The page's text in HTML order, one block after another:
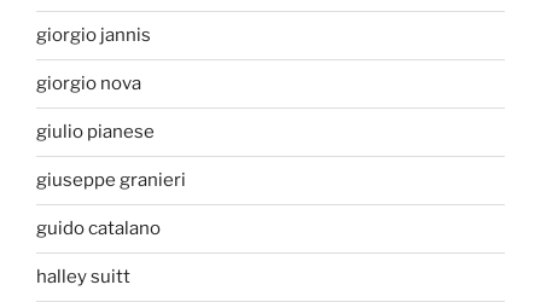
giorgio jannis
giorgio nova
giulio pianese
giuseppe granieri
guido catalano
halley suitt